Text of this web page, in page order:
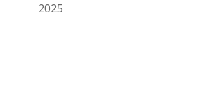
2025